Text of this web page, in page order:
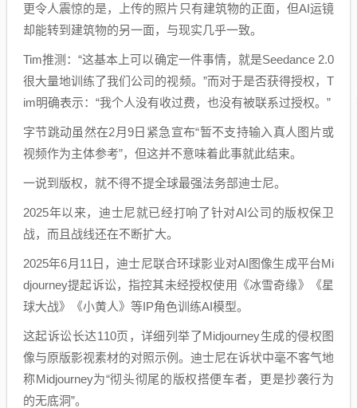
更令人震惊的是，上传的照片只有建筑物的正面，但AI运镜
却能转到建筑物的另一面，与现实几乎一致。
Tim推测：“这基本上可以确定一件事情，就是Seedance 2.0
很大量地训练了我们公司的视频。”而对于是否获得授权，T
im明确表示：“我个人没有收过费，也没有被联系过授权。”
字节跳动虽然在2月9日紧急宣布“暂不支持输入真人图片或
视频作为主体参考”，但这并不意味着此事就此结束。
一说到版权，就不得不提全球最强法务部迪士尼。
2025年以来，迪士尼就已经打响了针对AI公司的版权保卫
战，而且战线还在不断扩大。
2025年6月11日，迪士尼联合环球影业对AI图像生成平台Mi
djourney提起诉讼，指控其未经授权使用《冰雪奇缘》《星
球大战》《小黄人》等IP角色训练AI模型。
这起诉讼长达110页，详细列举了Midjourney生成的侵权图
像与原版影视素材的对照示例。迪士尼在诉状中毫不客气地
称Midjourney为“彻头彻尾的版权搭便车者，更是抄袭行为
的无底洞”。